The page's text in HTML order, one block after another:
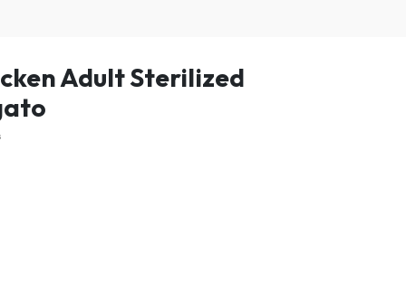
Adult Sterilized